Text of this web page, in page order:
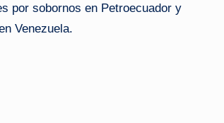
por sobornos en Petroecuador y
Venezuela.